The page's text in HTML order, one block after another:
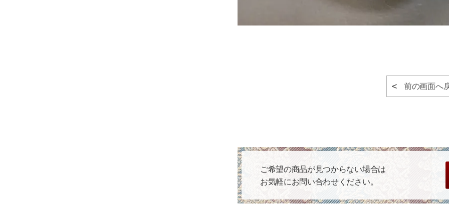
前の画面へ
ご希望の商品が見つからない場合は
お気軽にお問い合わせください。